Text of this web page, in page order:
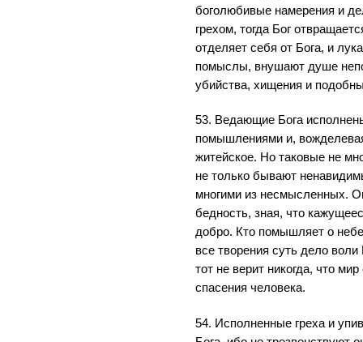
боголюбивые намерения и
грехом, тогда Бог
отделяет себя от Бога, и
помыслы, внушают душе
убийства, хищения и
53. Ведающие Бога
помышлениями и,
житейское. Но таковые не
не только бывают
многими из несмысленных.
бедность, зная, что
добро. Кто помышляет о
все творения суть дело
тот не верит никогда, что
спасения человека.
54. Исполненные греха и